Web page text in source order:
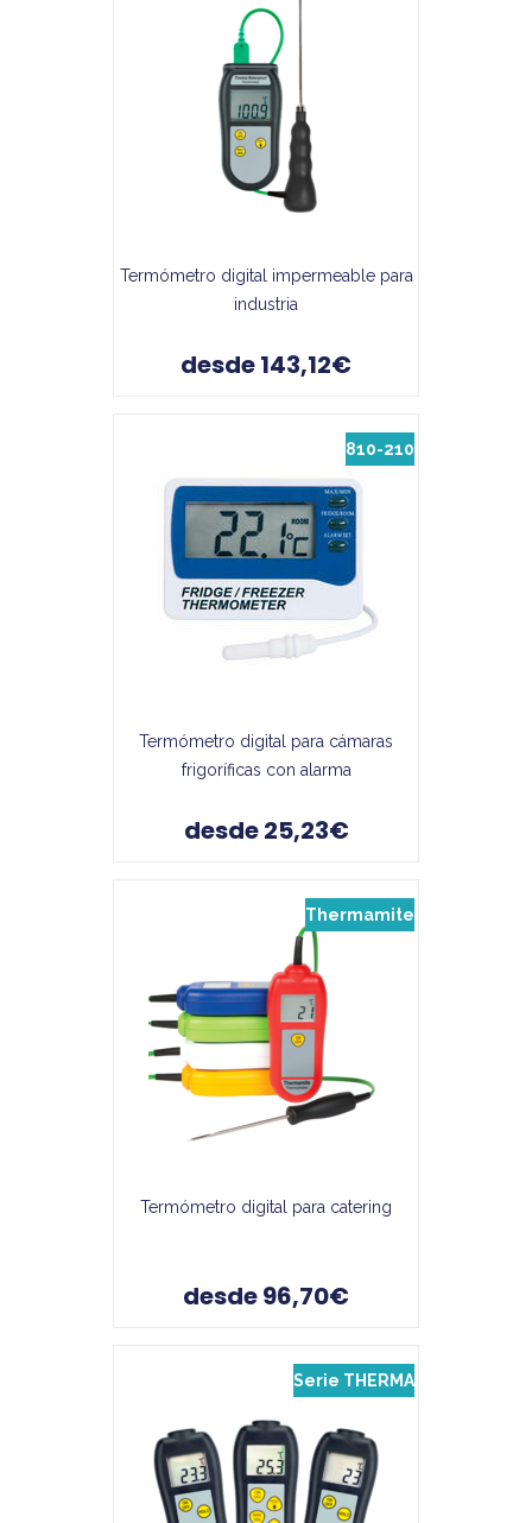
Termómetro digital impermeable para
industria
desde 143,12€
Termómetro digital para cámaras
frigoríficas con alarma
desde 25,23€
810-210
Termómetro digital para catering
desde 96,70€
Thermamite
Serie THERMA